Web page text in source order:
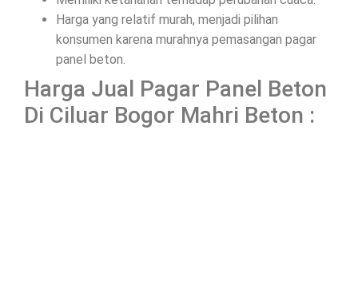
Harga yang relatif murah, menjadi pilihan
konsumen karena murahnya pemasangan pagar
panel beton.
Harga Jual Pagar Panel Beton
Di Ciluar Bogor Mahri Beton :